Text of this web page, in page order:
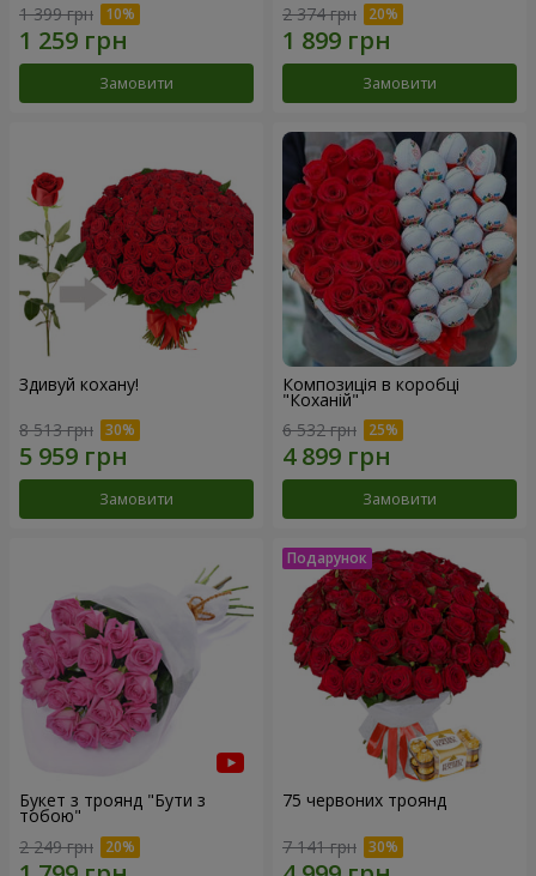
1 399 грн
Замовити
2 374 грн
Замовити
Здивуй кохану!
8 513 грн
Замовити
Композиція в коробці
"Коханій"
6 532 грн
Замовити
Букет з троянд "Бути з
тобою"
2 249 грн
75 червоних троянд
7 141 грн